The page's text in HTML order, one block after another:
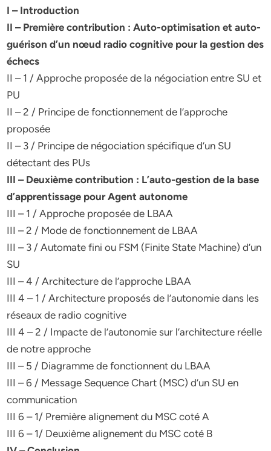
I – Introduction
II – Première contribution : Auto-optimisation et auto-
guérison d’un nœud radio cognitive pour la gestion des
échecs
II – 1 / Approche proposée de la négociation entre SU et
PU
II – 2 / Principe de fonctionnement de l’approche
proposée
II – 3 / Principe de négociation spécifique d’un SU
détectant des PUs
III – Deuxième contribution : L’auto-gestion de la base
d’apprentissage pour Agent autonome
III – 1 / Approche proposée de LBAA
III – 2 / Mode de fonctionnement de LBAA
III – 3 / Automate fini ou FSM (Finite State Machine) d’un
SU
III – 4 / Architecture de l’approche LBAA
III 4 – 1 / Architecture proposés de l’autonomie dans les
réseaux de radio cognitive
III 4 – 2 / Impacte de l’autonomie sur l’architecture réelle
de notre approche
III – 5 / Diagramme de fonctionnent du LBAA
III – 6 / Message Sequence Chart (MSC) d’un SU en
communication
III 6 – 1/ Première alignement du MSC coté A
III 6 – 1/ Deuxième alignement du MSC coté B